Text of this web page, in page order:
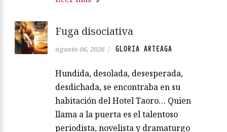
la situación y preguntarle si podía
acceder a una copia digital. En menos
envió su obra completa, que hoy suma
varios libros, además de traducciones y
proyectos colectivos. Al…